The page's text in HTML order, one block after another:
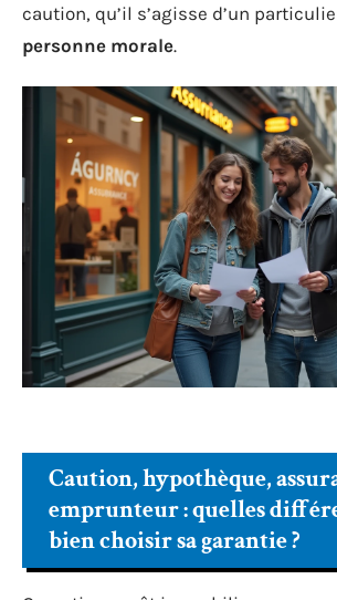
caution, qu’il s’agisse d’un
personne morale.
Caution, hypothèque,
emprunteur : quelles
bien choisir sa garantie ?